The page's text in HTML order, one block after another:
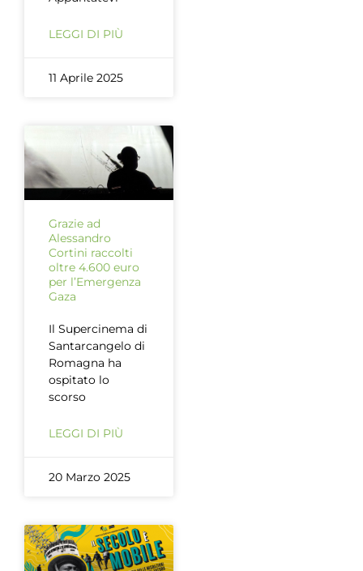
LEGGI DI PIÙ
11 Aprile 2025
Grazie ad
Alessandro
Cortini raccolti
oltre 4.600 euro
per l’Emergenza
Gaza
Il Supercinema di
Santarcangelo di
Romagna ha
ospitato lo
scorso
LEGGI DI PIÙ
20 Marzo 2025